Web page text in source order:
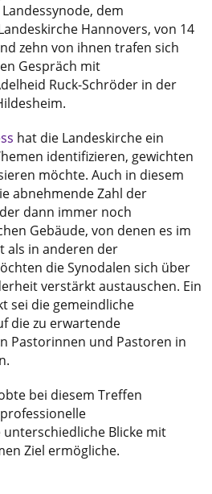
dem
Hannovers, von 14
zehn von ihnen trafen sich
Gespräch mit
Ruck-Schröder in der
hat die Landeskirche ein
identifizieren, gewichten
möchte. Auch in diesem
abnehmende Zahl der
dann immer noch
Gebäude, von denen es im
als in anderen der
die Synodalen sich über
verstärkt austauschen. Ein
sei die gemeindliche
die zu erwartende
Pastorinnen und Pastoren in
bei diesem Treffen
Blicke mit
Ziel ermögliche.